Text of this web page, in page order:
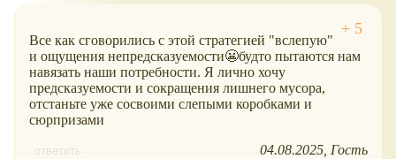
Все как сговорились с этой стратегией "вслепую"
и ощущения непредсказуемости😬будто пытаются нам
навязать наши потребности. Я лично хочу
предсказуемости и сокращения лишнего мусора,
отстаньте уже сосвоими слепыми коробками и
сюрпризами
ответить 04.08.2025 Гость